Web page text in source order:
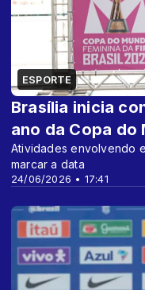
ESPORTE
24/06/2026 • 17:41
Brasília inicia
ano da Copa do
Atividades envolvendo
marcar a data